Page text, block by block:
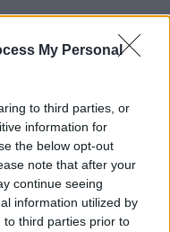
My Personal
to third parties, or
information for
the below opt-out
note that after your
continue seeing
information utilized by
to third parties prior to
της χρήσης